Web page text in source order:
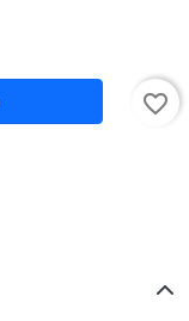
favorite_border